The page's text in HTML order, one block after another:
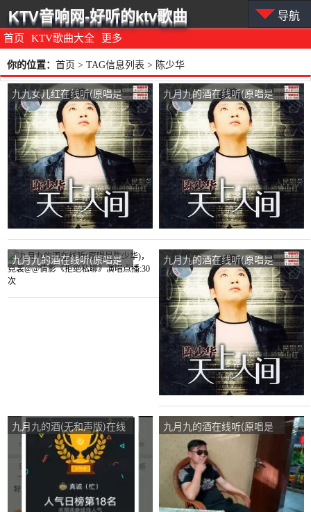
首页 KTV歌曲大全 更多
KTV音响网-好听的ktv歌曲 导航
你的位置： 首页 > TAG信息列表 > 陈少华
九九女儿红在线听(原唱是
陈少华)，随缘一生演唱点
播:32次
九月九的酒在线听(原唱是
陈少华)，余纯凯演唱点
播:46次
九月九的酒在线听(原唱是
陈少华)，霓裳@@倩影
《拒绝私聊》演唱点播:30
九月九的酒在线听(原唱是
陈少华)，ཌༀൢ龙凤飞舞ༀད
大老黑演唱点播:892次
九月九的酒(无和声版)在线
听(原唱是陈少华)，真诚演
唱点播:66次
九月九的酒在线听(原唱是
陈少华)，霸道助理扎西德
勒演唱点播:53次